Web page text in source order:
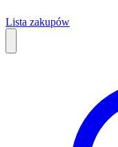
Lista zakupów